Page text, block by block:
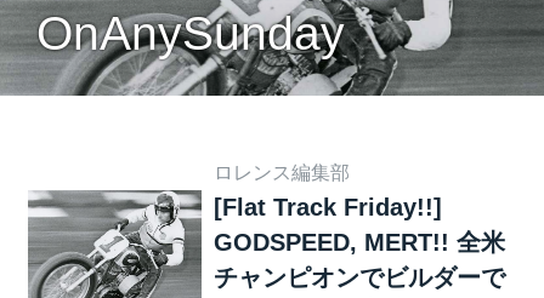
OnAnySunday
ロレンス編集部
[Flat Track Friday!!]
GODSPEED, MERT!! 全米
チャンピオンでビルダーで